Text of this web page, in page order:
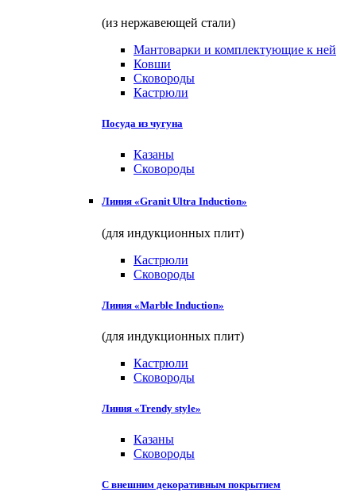
(из нержавеющей стали)
Мантоварки и комплектующие к ней
Ковши
Сковороды
Кастрюли
Посуда из чугуна
Казаны
Сковороды
Линия «Granit Ultra Induction»
(для индукционных плит)
Кастрюли
Сковороды
Линия «Marble Induction»
(для индукционных плит)
Кастрюли
Сковороды
Линия «Trendy style»
Казаны
Сковороды
С внешним декоративным покрытием